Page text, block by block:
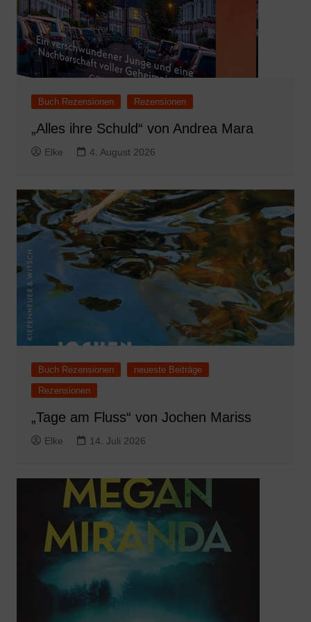
Buch Rezensionen Rezensionen
„Alles ihre Schuld“ von Andrea Mara
Elke 4. August 2026
Buch Rezensionen
neueste Beiträge
Rezensionen
„Tage am Fluss“ von Jochen Mariss
Elke 14. Juli 2026